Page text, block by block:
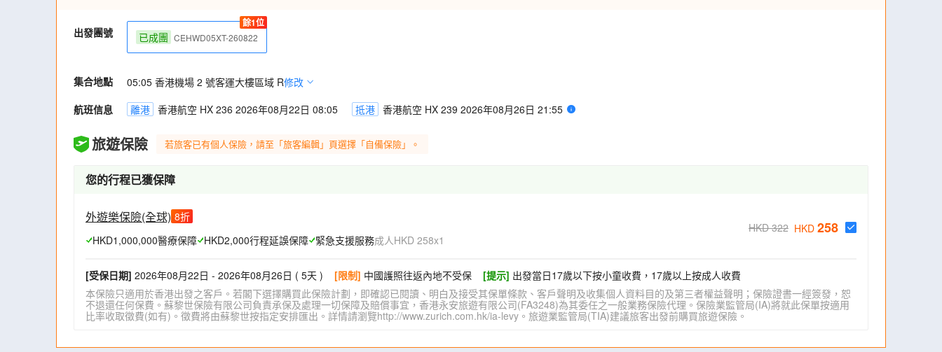
發放，如遇盲盒售罄或停止出售，則改為贈送隨機一款迪士尼商品，包括但
不限於徽章、磁貼、鑰匙圈、配飾等)
【通訊無阻】 免費提供手機數據SIM卡(每位成人一張)，精彩旅程馬上可以和
【升級貼心】 安排耳機導賞，讓每一位貴賓都能清楚聆聽導遊講解，投入精
出發團號
餘1位
已成團 CEHWD05XT-260822
集合地點 05:05 香港機場 2 號客運大樓區域 R修改
航班信息
離港 香港航空 HX 236 2026年08月22日 08:05 抵港 香港航空 HX 239 2026年08月26日 21:55
旅遊保險 若旅客已有個人保險，請至「旅客編輯」頁選擇「自備保險」。
您的行程已獲保障
外遊樂保險(全球) 8折
HKD1,000,000醫療保障 HKD2,000行程延誤保障 緊急支援服務成人HKD 258x1
HKD 322 HKD 258
[受保日期] 2026年08月22日 - 2026年08月26日 ( 5天 ) [限制] 中國護照往返內地不受保 [提示] 出發當日17歲以下按小童收費，17歲以上按成人收費
本保險只適用於香港出發之客戶。若閣下選擇購買此保險計劃，即確認已閱讀、明白及接受其保單條款、客戶聲明及收集個人資料目的及第三者權益聲明；保險證書一經簽發，恕
不退還任何保費。蘇黎世保險有限公司負責承保及處理一切保障及賠償事宜，香港永安旅遊有限公司(FA3248)為其委任之一般業務保險代理。保險業監管局(IA)將就此保單按適用
比率收取徵費(如有)。徵費將由蘇黎世按指定安排匯出。詳情請瀏覽http://www.zurich.com.hk/ia-levy。旅遊業監管局(TIA)建議旅客出發前購買旅遊保險。